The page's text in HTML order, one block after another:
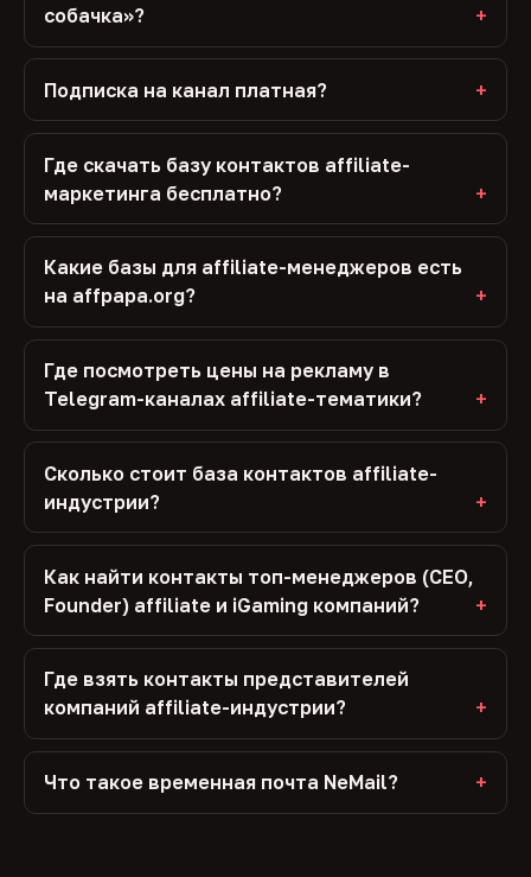
собачка»?
Подписка на канал платная?
Где скачать базу контактов affiliate-
маркетинга бесплатно?
Какие базы для affiliate-менеджеров есть
на affpapa.org?
Где посмотреть цены на рекламу в
Telegram-каналах affiliate-тематики?
Сколько стоит база контактов affiliate-
индустрии?
Как найти контакты топ-менеджеров (CEO,
Founder) affiliate и iGaming компаний?
Где взять контакты представителей
компаний affiliate-индустрии?
Что такое временная почта NeMail?